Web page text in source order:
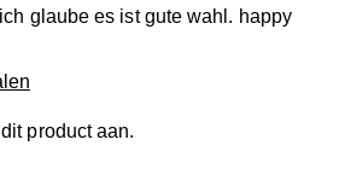
glaube es ist gute wahl. happy
product aan.